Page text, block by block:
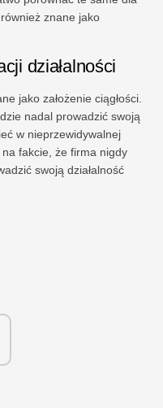
znane jako
działalności
jako założenie ciągłości.
nadal prowadzić swoją
w nieprzewidywalnej
na fakcie, że firma nigdy
swoją działalność